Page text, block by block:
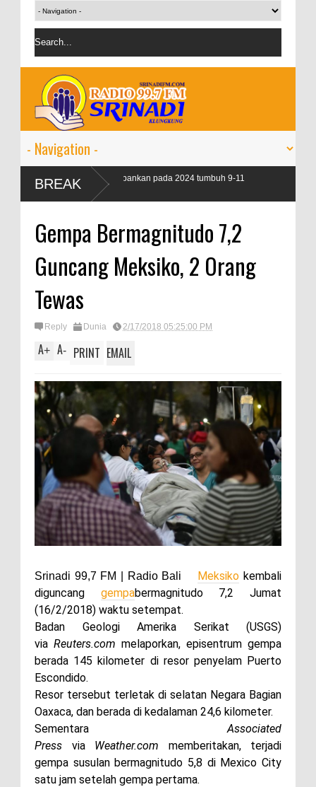
BREAK
kredit perbankan pada 2024 tumbuh 9-11
Gempa Bermagnitudo 7,2
Guncang Meksiko, 2 Orang
Tewas
Reply Dunia 2/17/2018 05:25:00 PM
A+ A- PRINT EMAIL
Srinadi 99,7 FM | Radio Bali Meksiko kembali
diguncang
gempabermagnitudo 7,2 Jumat
(16/2/2018) waktu setempat.
Badan Geologi Amerika Serikat (USGS)
via Reuters.com melaporkan, episentrum gempa
berada 145 kilometer di resor penyelam Puerto
Escondido.
Resor tersebut terletak di selatan Negara Bagian
Oaxaca, dan berada di kedalaman 24,6 kilometer.
SementaraAssociated
Press via Weather.com memberitakan, terjadi
gempa susulan bermagnitudo 5,8 di Mexico City
satu jam setelah gempa pertama.